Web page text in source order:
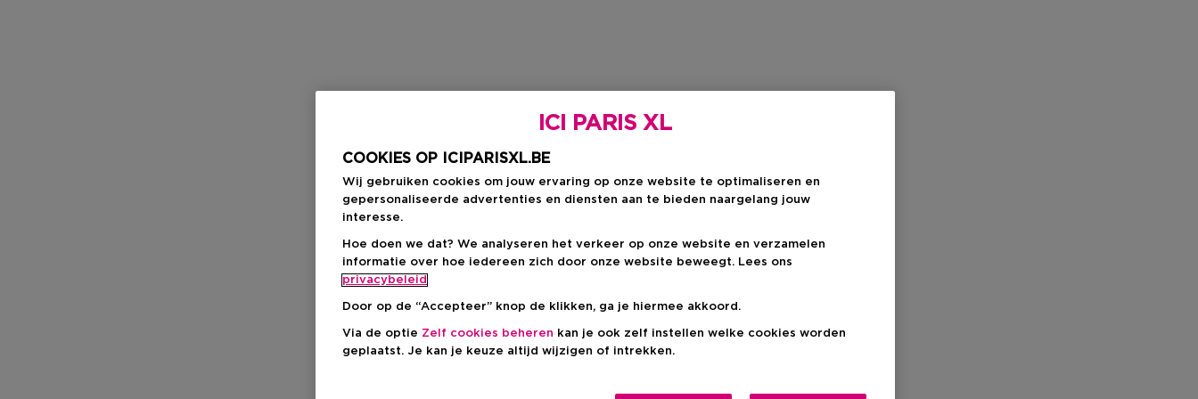
ICI PARIS XL
COOKIES OP ICIPARISXL.BE
Wij gebruiken cookies om jouw ervaring op onze website te optimaliseren en
gepersonaliseerde advertenties en diensten aan te bieden naargelang jouw
interesse.
Hoe doen we dat? We analyseren het verkeer op onze website en verzamelen
informatie over hoe iedereen zich door onze website beweegt. Lees ons
privacybeleid
Door op de “Accepteer” knop de klikken, ga je hiermee akkoord.
Via de optie Zelf cookies beheren kan je ook zelf instellen welke cookies worden
geplaatst. Je kan je keuze altijd wijzigen of intrekken.